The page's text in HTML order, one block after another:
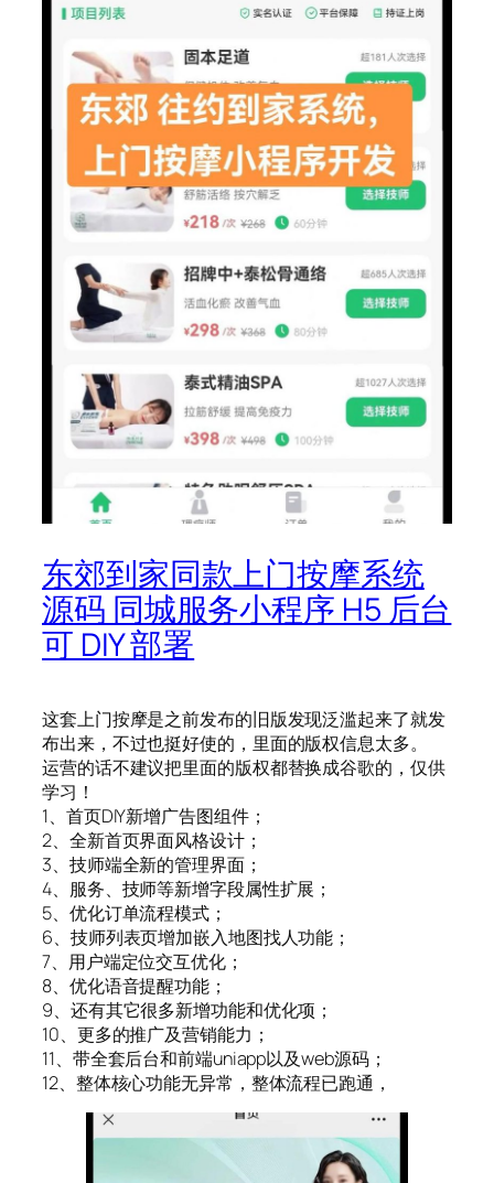
东郊到家同款上门按摩系统
源码 同城服务小程序 H5 后台
可 DIY 部署
这套上门按摩是之前发布的旧版发现泛滥起来了就发
布出来，不过也挺好使的，里面的版权信息太多。
运营的话不建议把里面的版权都替换成谷歌的，仅供
学习！
1、首页DIY新增广告图组件；
2、全新首页界面风格设计；
3、技师端全新的管理界面；
4、服务、技师等新增字段属性扩展；
5、优化订单流程模式；
6、技师列表页增加嵌入地图找人功能；
7、用户端定位交互优化；
8、优化语音提醒功能；
9、还有其它很多新增功能和优化项；
10、更多的推广及营销能力；
11、带全套后台和前端uniapp以及web源码；
12、整体核心功能无异常，整体流程已跑通，